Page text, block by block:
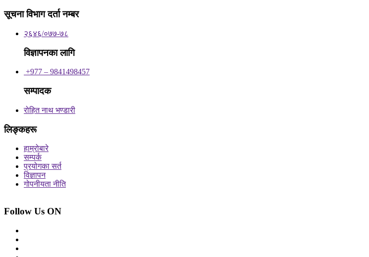
सूचना विभाग दर्ता नम्बर
२६४६/०७७-७८
विज्ञापनका लागि
+977 – 9841498457
सम्पादक
रोहित नाथ भण्डारी
लिङ्कहरू
हाम्रोबारे
सम्पर्क
प्रयोगका सर्त
विज्ञापन
गोपनीयता नीति
Follow Us ON